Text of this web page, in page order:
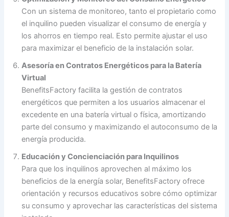
Con un sistema de monitoreo, tanto el propietario como
el inquilino pueden visualizar el consumo de energía y
los ahorros en tiempo real. Esto permite ajustar el uso
para maximizar el beneficio de la instalación solar.
Asesoría en Contratos Energéticos para la Batería
Virtual
BenefitsFactory facilita la gestión de contratos
energéticos que permiten a los usuarios almacenar el
excedente en una batería virtual o física, amortizando
parte del consumo y maximizando el autoconsumo de la
energía producida.
Educación y Concienciación para Inquilinos
Para que los inquilinos aprovechen al máximo los
beneficios de la energía solar, BenefitsFactory ofrece
orientación y recursos educativos sobre cómo optimizar
su consumo y aprovechar las características del sistema